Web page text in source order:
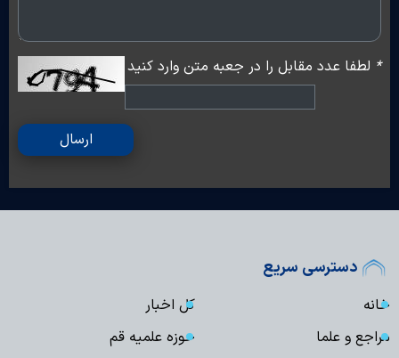
* لطفا عدد مقابل را در جعبه متن وارد کنید
ارسال
دسترسی سریع
خانه
کل اخبار
مراجع و علما
حوزه علمیه قم